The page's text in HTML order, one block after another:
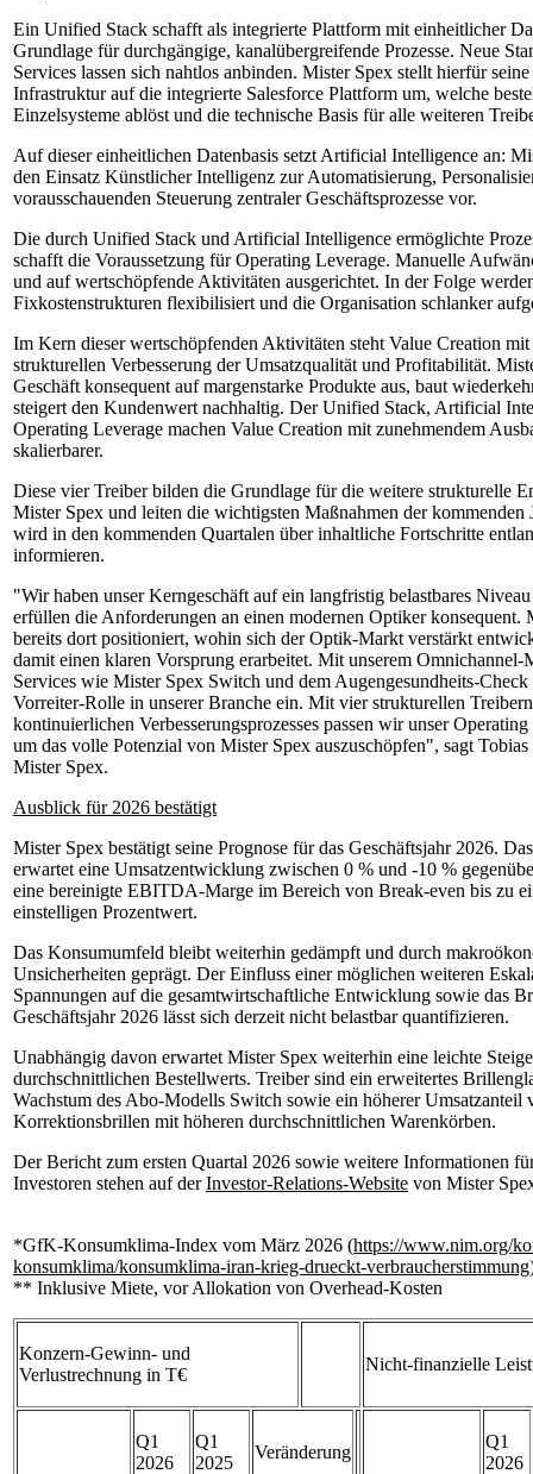
Ein Unified Stack schafft als integrierte Plattform mit einheitlicher
Grundlage für durchgängige, kanalübergreifende Prozesse. Neue
Services lassen sich nahtlos anbinden. Mister Spex stellt hierfür
Infrastruktur auf die integrierte Salesforce Plattform um, welche
Einzelsysteme ablöst und die technische Basis für alle weiteren
Auf dieser einheitlichen Datenbasis setzt Artificial Intelligence an:
den Einsatz Künstlicher Intelligenz zur Automatisierung,
vorausschauenden Steuerung zentraler Geschäftsprozesse vor.
Die durch Unified Stack und Artificial Intelligence ermöglichte
schafft die Voraussetzung für Operating Leverage. Manuelle
und auf wertschöpfende Aktivitäten ausgerichtet. In der Folge
Fixkostenstrukturen flexibilisiert und die Organisation schlanker
Im Kern dieser wertschöpfenden Aktivitäten steht Value Creation
strukturellen Verbesserung der Umsatzqualität und Profitabilität.
Geschäft konsequent auf margenstarke Produkte aus, baut
steigert den Kundenwert nachhaltig. Der Unified Stack, Artificial
Operating Leverage machen Value Creation mit zunehmendem
skalierbarer.
Diese vier Treiber bilden die Grundlage für die weitere strukturelle
Mister Spex und leiten die wichtigsten Maßnahmen der kommenden
wird in den kommenden Quartalen über inhaltliche Fortschritte
informieren.
"Wir haben unser Kerngeschäft auf ein langfristig belastbares
erfüllen die Anforderungen an einen modernen Optiker konsequent.
bereits dort positioniert, wohin sich der Optik-Markt verstärkt
damit einen klaren Vorsprung erarbeitet. Mit unserem Omnichannel-
Services wie Mister Spex Switch und dem Augengesundheits-
Vorreiter-Rolle in unserer Branche ein. Mit vier strukturellen
kontinuierlichen Verbesserungsprozesses passen wir unser
um das volle Potenzial von Mister Spex auszuschöpfen", sagt
Mister Spex.
Ausblick für 2026 bestätigt
Mister Spex bestätigt seine Prognose für das Geschäftsjahr 2026.
erwartet eine Umsatzentwicklung zwischen 0 % und -10 %
eine bereinigte EBITDA-Marge im Bereich von Break-even bis zu
einstelligen Prozentwert.
Das Konsumumfeld bleibt weiterhin gedämpft und durch
Unsicherheiten geprägt. Der Einfluss einer möglichen weiteren
Spannungen auf die gesamtwirtschaftliche Entwicklung sowie das
Geschäftsjahr 2026 lässt sich derzeit nicht belastbar quantifizieren.
Unabhängig davon erwartet Mister Spex weiterhin eine leichte
durchschnittlichen Bestellwerts. Treiber sind ein erweitertes
Wachstum des Abo-Modells Switch sowie ein höherer Umsatzanteil
Korrektionsbrillen mit höheren durchschnittlichen Warenkörben.
Der Bericht zum ersten Quartal 2026 sowie weitere Informationen
Investoren stehen auf derInvestor-Relations-Website von Mister
*GfK-Konsumklima-Index vom März 2026 (https://www.nim.org/
konsumklima/konsumklima-iran-krieg-drueckt-verbraucherstimmung
** Inklusive Miete, vor Allokation von Overhead-Kosten
Konzern-Gewinn- und
Verlustrechnung in T€
Nicht-finanzielle
Q1
2026
Q1
2025
Veränderung
Q1
2026